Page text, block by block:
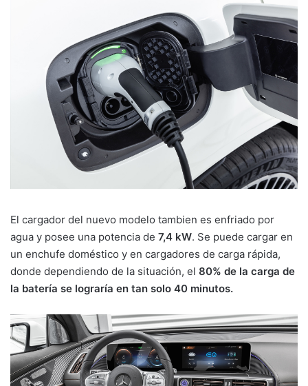
El cargador del nuevo modelo tambien es enfriado por
agua y posee una potencia de 7,4 kW. Se puede cargar en
un enchufe doméstico y en cargadores de carga rápida,
donde dependiendo de la situación, el 80% de la carga de
la batería se lograría en tan solo 40 minutos.